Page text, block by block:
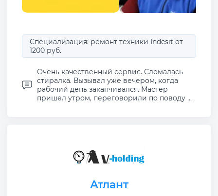
Специализация: ремонт техники Indesit от
1200 руб.
Очень качественный сервис. Сломалась
стиралка. Вызывал уже вечером, когда
рабочий день заканчивался. Мастер
пришел утром, переговорили по поводу ...
Атлант